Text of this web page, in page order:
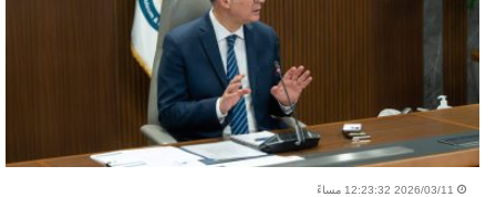
2026/03/11 12:23:32 مساءً